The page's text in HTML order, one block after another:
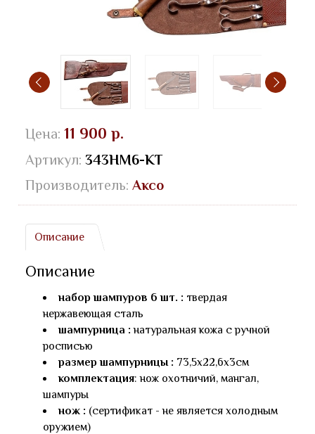
Цена: 11 900 р.
Артикул: 343НМ6-КТ
Производитель: Аксо
Описание
Описание
набор шампуров 6 шт. : твердая
нержавеющая сталь
шампурница : натуральная кожа с ручной
росписью
размер шампурницы : 73,5х22,6х3см
комплектация: нож охотничий, мангал,
шампуры
нож : (сертификат - не является холодным
оружием)